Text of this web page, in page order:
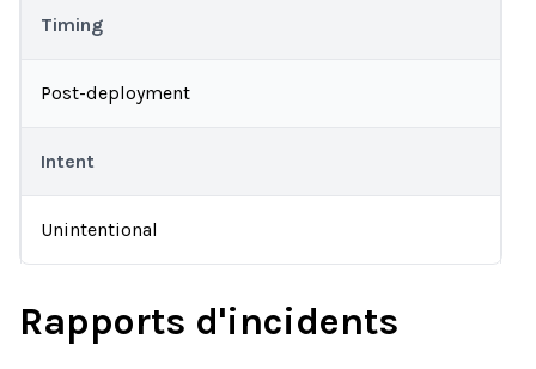
Timing
Post-deployment
Intent
Unintentional
Rapports d'incidents